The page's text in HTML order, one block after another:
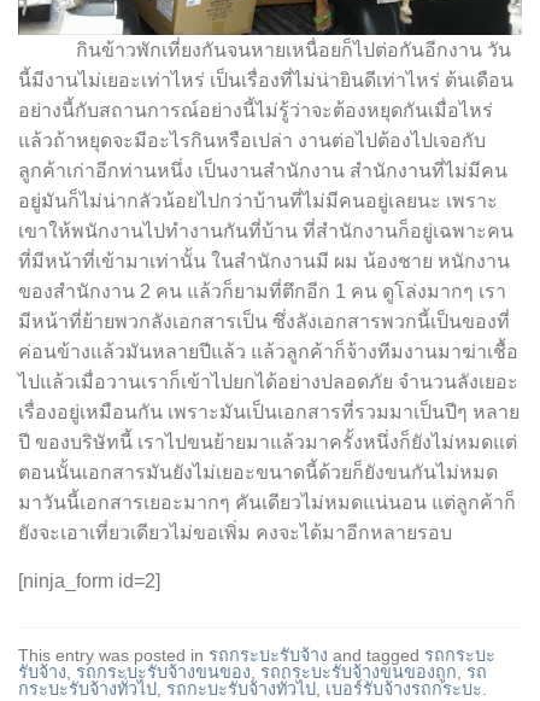
กินข้าวพักเที่ยงกันจนหายเหนื่อยก็ไปต่อกันอีกงาน วัน
นี้มีงานไม่เยอะเท่าไหร่ เป็นเรื่องที่ไม่น่ายินดีเท่าไหร่ ต้นเดือน
อย่างนี้กับสถานการณ์อย่างนี้ไม่รู้ว่าจะต้องหยุดกันเมื่อไหร่
แล้วถ้าหยุดจะมีอะไรกินหรือเปล่า งานต่อไปต้องไปเจอกับ
ลูกค้าเก่าอีกท่านหนึ่ง เป็นงานสำนักงาน สำนักงานที่ไม่มีคน
อยู่มันก็ไม่น่ากลัวน้อยไปกว่าบ้านที่ไม่มีคนอยู่เลยนะ เพราะ
เขาให้พนักงานไปทำงานกันที่บ้าน ที่สำนักงานก็อยู่เฉพาะคน
ที่มีหน้าที่เข้ามาเท่านั้น ในสำนักงานมี ผม น้องชาย หนักงาน
ของสำนักงาน 2 คน แล้วก็ยามที่ตึกอีก 1 คน ดูโล่งมากๆ เรา
มีหน้าที่ย้ายพวกลังเอกสารเป็น ซึ่งลังเอกสารพวกนี้เป็นของที่
ค่อนข้างแล้วมันหลายปีแล้ว แล้วลูกค้าก็จ้างทีมงานมาฆ่าเชื้อ
ไปแล้วเมื่อวานเราก็เข้าไปยกได้อย่างปลอดภัย จำนวนลังเยอะ
เรื่องอยู่เหมือนกัน เพราะมันเป็นเอกสารที่รวมมาเป็นปีๆ หลาย
ปี ของบริษัทนี้ เราไปขนย้ายมาแล้วมาครั้งหนึ่งก็ยังไม่หมดแต่
ตอนนั้นเอกสารมันยังไม่เยอะขนาดนี้ด้วยก็ยังขนกันไม่หมด
มาวันนี้เอกสารเยอะมากๆ คันเดียวไม่หมดแน่นอน แต่ลูกค้าก็
ยังจะเอาเที่ยวเดียวไม่ขอเพิ่ม คงจะได้มาอีกหลายรอบ
[ninja_form id=2]
This entry was posted in รถกระบะรับจ้าง and tagged รถกระบะ
รับจ้าง
รถกระบะรับจ้างขนของ รถกระบะรับจ้างขนของถูก
รถ
กระบะรับจ้างทั่วไป
รถกะบะรับจ้างทั่วไป เบอร์รับจ้างรถกระบะ